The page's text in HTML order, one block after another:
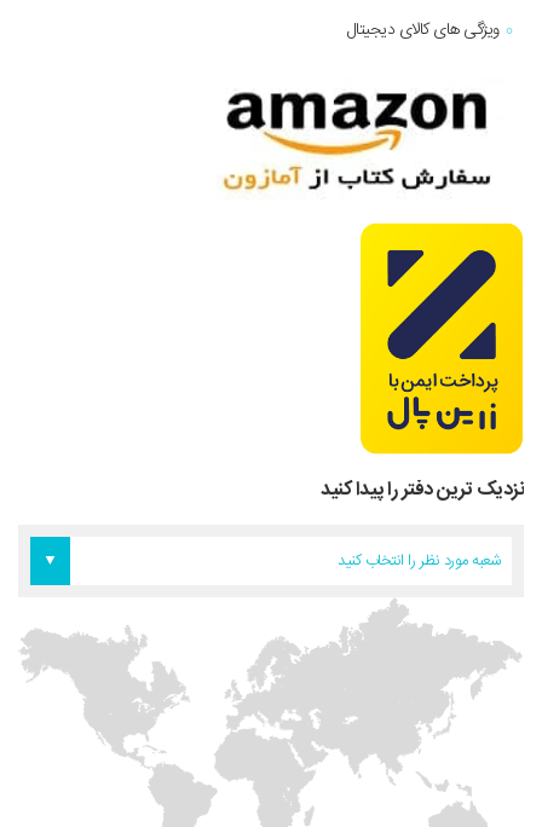
ویژگی های کالای دیجیتال
نزدیک ترین دفتر را پیدا کنید
شعبه مورد نظر را انتخاب کنید